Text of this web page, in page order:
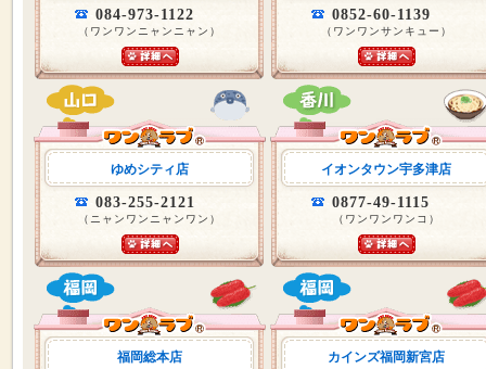
084-973-1122
（ワンワンニャンニャン）
0852-60-1139
（ワンワンサンキュー）
ゆめシティ店
083-255-2121
（ニャンワンニャンワン）
イオンタウン宇多津店
0877-49-1115
（ワンワンワンコ）
福岡総本店 カインズ福岡新宮店